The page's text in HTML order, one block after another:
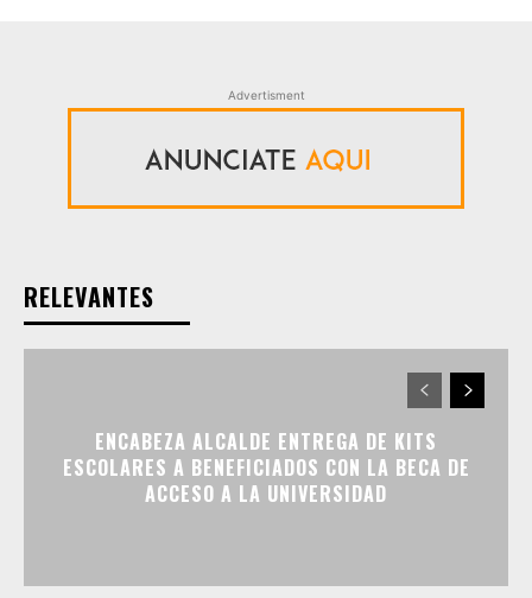
Advertisment
RELEVANTES
ENCABEZA ALCALDE ENTREGA DE KITS
ESCOLARES A BENEFICIADOS CON LA BECA DE
ACCESO A LA UNIVERSIDAD